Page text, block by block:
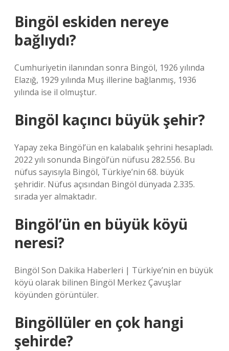
Bingöl eskiden nereye
bağlıydı?
Cumhuriyetin ilanından sonra Bingöl, 1926 yılında
Elazığ, 1929 yılında Muş illerine bağlanmış, 1936
yılında ise il olmuştur.
Bingöl kaçıncı büyük şehir?
Yapay zeka Bingöl’ün en kalabalık şehrini hesapladı.
2022 yılı sonunda Bingöl’ün nüfusu 282.556. Bu
nüfus sayısıyla Bingöl, Türkiye’nin 68. büyük
şehridir. Nüfus açısından Bingöl dünyada 2.335.
sırada yer almaktadır.
Bingöl’ün en büyük köyü
neresi?
Bingöl Son Dakika Haberleri | Türkiye’nin en büyük
köyü olarak bilinen Bingöl Merkez Çavuşlar
köyünden görüntüler.
Bingöllüler en çok hangi
şehirde?